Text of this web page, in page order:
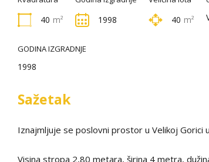
40 m² 1998 40 m²
GODINA IZGRADNJE
1998
Sažetak
Iznajmljuje se poslovni prostor u Velikoj Gorici
Visina stropa 2,80 metara, širina 4 metra,